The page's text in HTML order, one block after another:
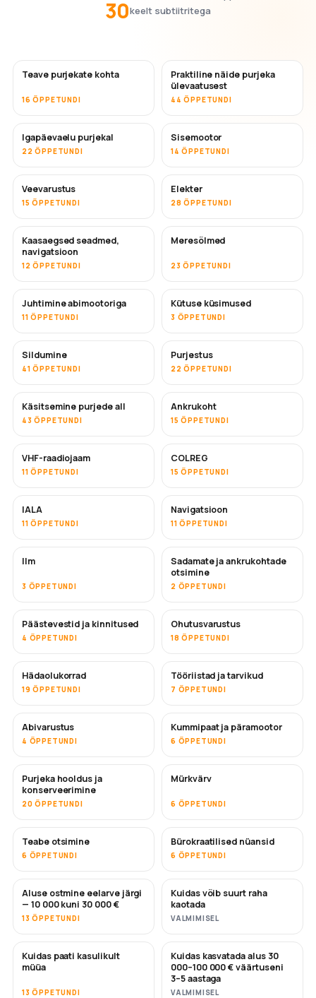
30keelt subtiitritega
Teave purjekate kohta
16 ÕPPETUNDI
Praktiline näide purjeka
ülevaatusest
44 ÕPPETUNDI
Igapäevaelu purjekal
22 ÕPPETUNDI
Sisemootor
14 ÕPPETUNDI
Veevarustus
15 ÕPPETUNDI
Elekter
28 ÕPPETUNDI
Kaasaegsed seadmed,
navigatsioon
12 ÕPPETUNDI
Meresõlmed
23 ÕPPETUNDI
Juhtimine abimootoriga
11 ÕPPETUNDI
Kütuse küsimused
3 ÕPPETUNDI
Sildumine
41 ÕPPETUNDI
Purjestus
22 ÕPPETUNDI
Käsitsemine purjede all
43 ÕPPETUNDI
Ankrukoht
15 ÕPPETUNDI
VHF-raadiojaam
11 ÕPPETUNDI
COLREG
15 ÕPPETUNDI
IALA
11 ÕPPETUNDI
Navigatsioon
11 ÕPPETUNDI
Ilm
3 ÕPPETUNDI
Sadamate ja ankrukohtade
otsimine
2 ÕPPETUNDI
Päästevestid ja kinnitused
4 ÕPPETUNDI
Ohutusvarustus
18 ÕPPETUNDI
Hädaolukorrad
19 ÕPPETUNDI
Tööriistad ja tarvikud
7 ÕPPETUNDI
Abivarustus
4 ÕPPETUNDI
Kummipaat ja päramootor
6 ÕPPETUNDI
Purjeka hooldus ja
konserveerimine
20 ÕPPETUNDI
TULEMAS
Mürkvärv
6 ÕPPETUNDI
Teabe otsimine
6 ÕPPETUNDI
Bürokraatilised nüansid
6 ÕPPETUNDI
TULEMAS
Aluse ostmine eelarve järgi
— 10 000 kuni 30 000 €
13 ÕPPETUNDI
TULEMAS
Kuidas võib suurt raha
kaotada
VALMIMISEL
UUS
Kuidas paati kasulikult
müüa
13 ÕPPETUNDI
UUS
Kuidas kasvatada alus 30
000–100 000 € väärtuseni
3–5 aastaga
VALMIMISEL